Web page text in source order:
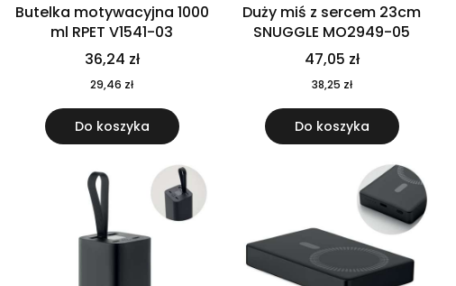
Butelka motywacyjna 1000
ml RPET V1541-03
36,24 zł
29,46 zł
Do koszyka
Duży miś z sercem 23cm
SNUGGLE MO2949-05
47,05 zł
38,25 zł
Do koszyka